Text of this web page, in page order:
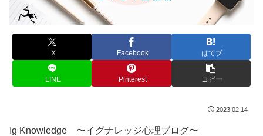
X Facebook はてブ
LINE Pinterest コピー
2023.02.14
Ig Knowledge 〜イグナレッジ心理ブログ〜